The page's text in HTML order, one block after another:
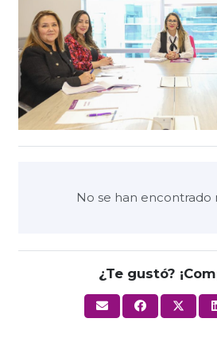
No se han encontrado
¿Te gustó?